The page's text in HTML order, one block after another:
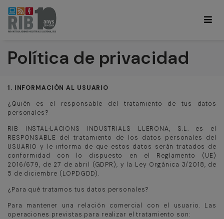
Política de privacidad
1. INFORMACIÓN AL USUARIO
¿Quién es el responsable del tratamiento de tus datos
personales?
RIB INSTAL·LACIONS INDUSTRIALS LLERONA, S.L. es el
RESPONSABLE del tratamiento de los datos personales del
USUARIO y le informa de que estos datos serán tratados de
conformidad con lo dispuesto en el Reglamento (UE)
2016/679, de 27 de abril (GDPR), y la Ley Orgánica 3/2018, de
5 de diciembre (LOPDGDD).
¿Para qué tratamos tus datos personales?
Para mantener una relación comercial con el usuario. Las
operaciones previstas para realizar el tratamiento son: